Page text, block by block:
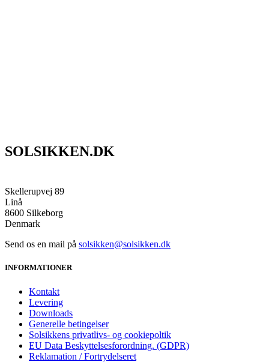
SOLSIKKEN.DK
Skellerupvej 89
Linå
8600 Silkeborg
Denmark
Send os en mail på solsikken@solsikken.dk
INFORMATIONER
Kontakt
Levering
Downloads
Generelle betingelser
Solsikkens privatlivs- og cookiepoltik
EU Data Beskyttelsesforordning. (GDPR)
Reklamation / Fortrydelseret